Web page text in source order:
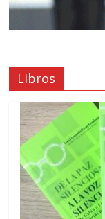
Libros